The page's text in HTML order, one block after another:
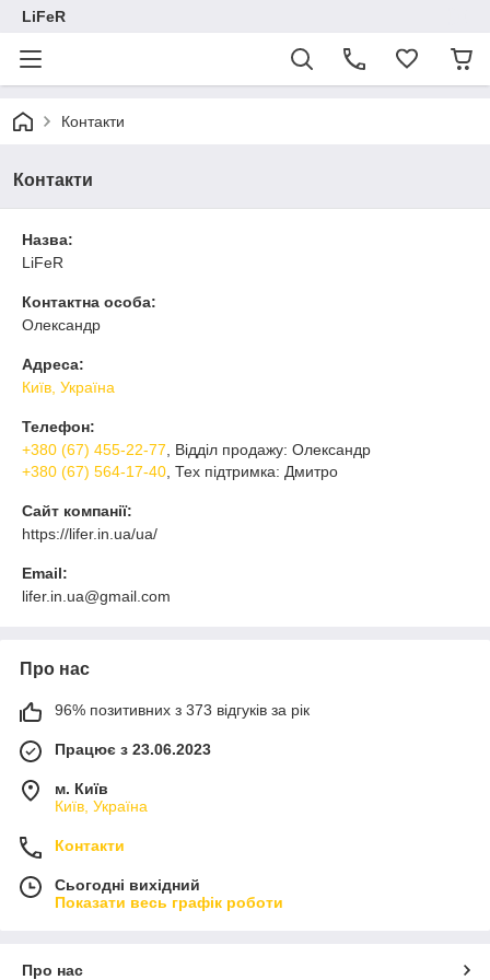
LiFeR
Контакти
Контакти
Назва:
LiFeR
Контактна особа:
Олександр
Адреса:
Київ, Україна
Телефон:
+380 (67) 455-22-77 , Відділ продажу: Олександр
+380 (67) 564-17-40 , Тех підтримка: Дмитро
Сайт компанії:
https://lifer.in.ua/ua/
Email:
lifer.in.ua@gmail.com
Про нас
96% позитивних з 373 відгуків за рік
Працює з 23.06.2023
м. Київ
Київ, Україна
Контакти
Сьогодні вихідний
Показати весь графік роботи
Про нас